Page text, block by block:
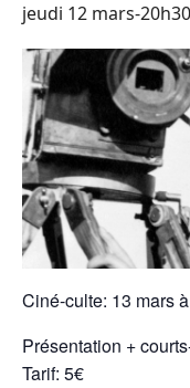
jeudi 12 mars-20h30
Ciné-culte: 13 mars
Présentation +
Tarif: 5€